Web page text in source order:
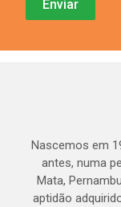
Nascemos em
antes, numa
Mata,
aptidão